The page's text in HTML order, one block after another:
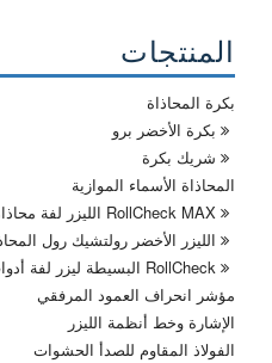
المنتجات
بكرة المحاذاة
بكرة الأخضر برو
شريك بكرة
المحاذاة الأسماء الموازية
الليزر الأخضر رولتشيك رول المحاذاة
مؤشر انحراف العمود المرفقي
الإشارة وخط أنظمة الليزر
الفولاذ المقاوم للصدأ الحشوات